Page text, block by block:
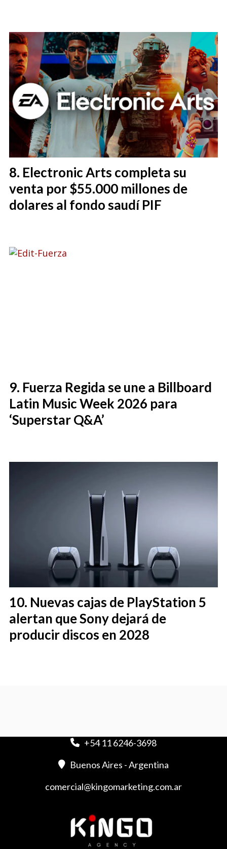
Electronic Arts completa su
venta por $55.000 millones de
dolares al fondo saudí PIF
Fuerza Regida se une a Billboard
Latin Music Week 2026 para
‘Superstar Q&A’
Nuevas cajas de PlayStation 5
alertan que Sony dejará de
producir discos en 2028
+54 11 6246-3698
Buenos Aires - Argentina
comercial@kingomarketing.com.ar